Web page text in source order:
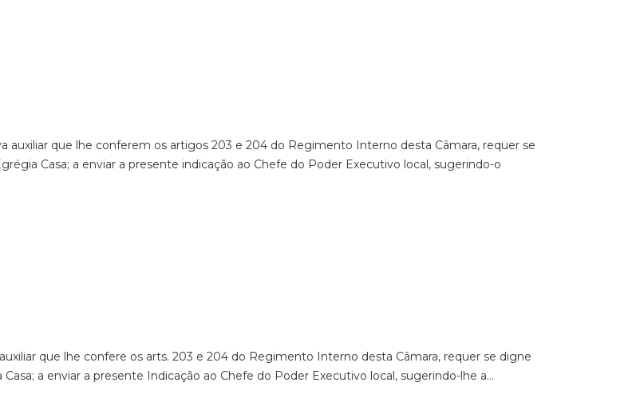
auxiliar que lhe conferem os artigos 203 e 204 do Regimento Interno desta Câmara, requer se
Casa; a enviar a presente indicação ao Chefe do Poder Executivo local, sugerindo-o
que lhe confere os arts. 203 e 204 do Regimento Interno desta Câmara, requer se digne
a enviar a presente Indicação ao Chefe do Poder Executivo local, sugerindo-lhe a…